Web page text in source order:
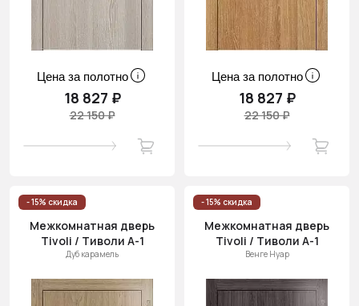
Цена за полотно
18 827 ₽
22 150 ₽
Цена за полотно
18 827 ₽
22 150 ₽
- 15% скидка
Межкомнатная дверь
Tivoli / Тиволи А-1
Дуб карамель
- 15% скидка
Межкомнатная дверь
Tivoli / Тиволи А-1
Венге Нуар